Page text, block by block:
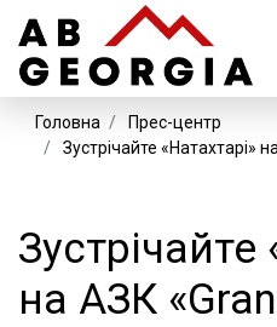
Головна
Прес-центр
Зустрічайте «Натахтарі»
Зустрічайте
на АЗК